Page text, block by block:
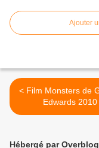
Ajouter
< Film Monsters de Gareth
Edwards 2010
Hébergé par Overblog